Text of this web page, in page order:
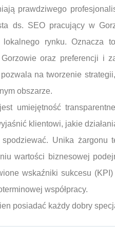
prawdziwego
ds. SEO pracujący w
lokalnego rynku. Oznacza
oraz preferencji i
na tworzenie
obszarze.
umiejętność
klientowi, jakie
Unika żargonu
wartości biznesowej
wskaźniki sukcesu
współpracy.
posiadać każdy dobry